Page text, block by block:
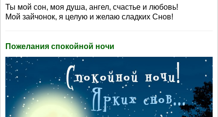
Ты мой сон, моя душа, ангел, счастье и любовь!
Мой зайчонок, я целую и желаю сладких Снов!
Пожелания спокойной ночи